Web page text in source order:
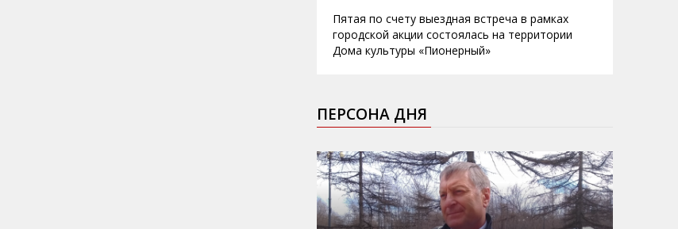
Пятая по счету выездная встреча в рамках
городской акции состоялась на территории
Дома культуры «Пионерный»
ПЕРСОНА ДНЯ